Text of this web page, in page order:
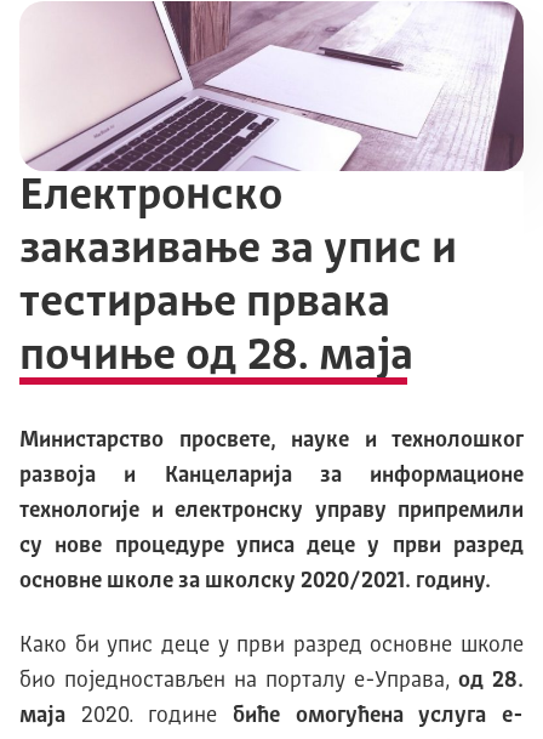
Електронско
заказивање за упис и
тестирање првака
почиње од 28. маја
Министарство просвете, науке и технолошког
развоја и Канцеларија за информационе
технологије и електронску управу припремили
су нове процедуре уписа деце у први разред
основне школе за школску 2020/2021. годину.
Како би упис деце у први разред основне школе
био поједностављен на порталу е-Управа, од 28.
маја 2020. године биће омогућена услуга е-